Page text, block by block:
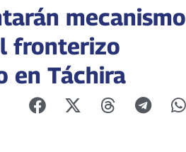
mecanismo
fronterizo
en Táchira